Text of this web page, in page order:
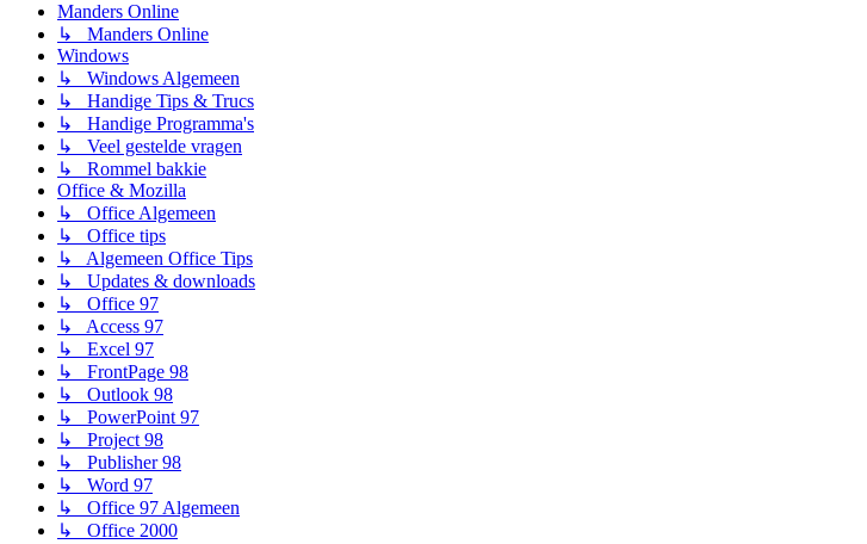
Manders Online
↳ Manders Online
Windows
↳ Windows Algemeen
↳ Handige Tips & Trucs
↳ Handige Programma's
↳ Veel gestelde vragen
↳ Rommel bakkie
Office & Mozilla
↳ Office Algemeen
↳ Office tips
↳ Algemeen Office Tips
↳ Updates & downloads
↳ Office 97
↳ Access 97
↳ Excel 97
↳ FrontPage 98
↳ Outlook 98
↳ PowerPoint 97
↳ Project 98
↳ Publisher 98
↳ Word 97
↳ Office 97 Algemeen
↳ Office 2000